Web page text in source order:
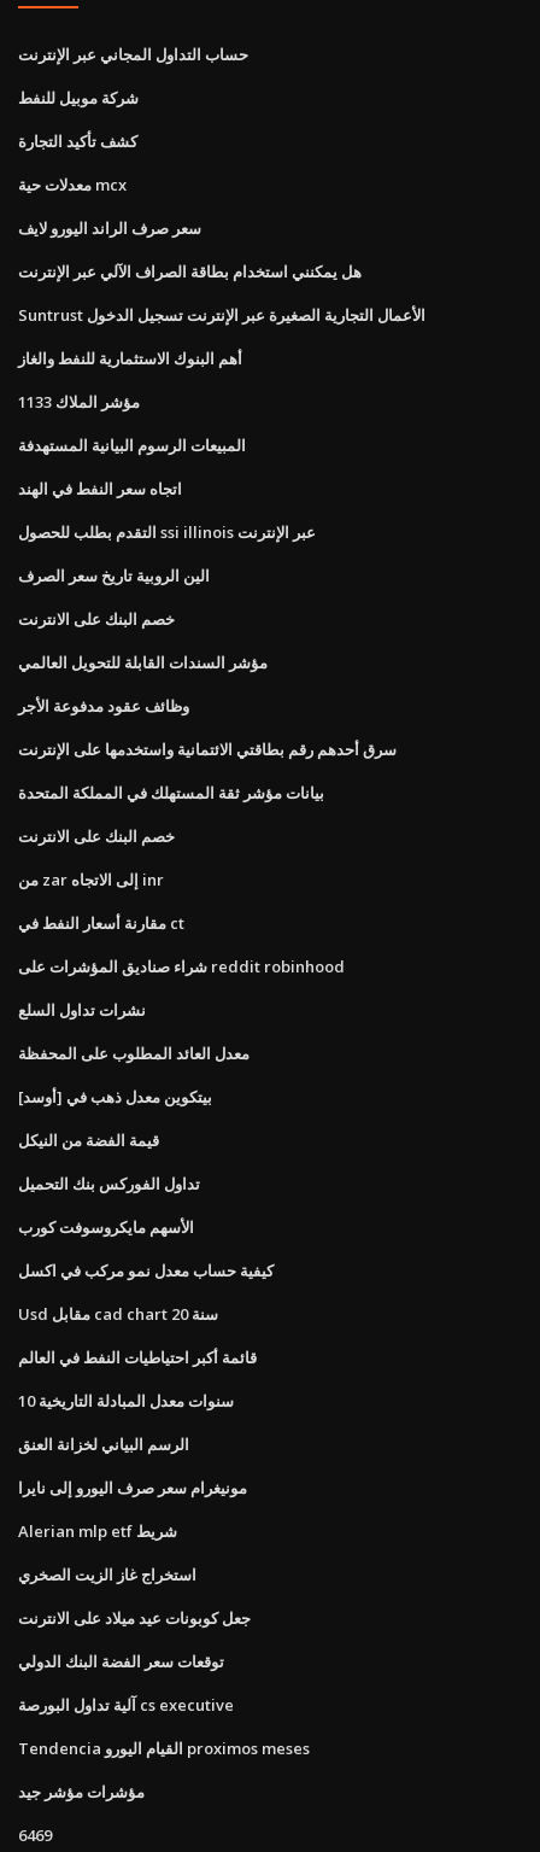
حساب التداول المجاني عبر الإنترنت
شركة موبيل للنفط
كشف تأكيد التجارة
معدلات حية mcx
سعر صرف الراند اليورو لايف
هل يمكنني استخدام بطاقة الصراف الآلي عبر الإنترنت
Suntrust الأعمال التجارية الصغيرة عبر الإنترنت تسجيل الدخول
أهم البنوك الاستثمارية للنفط والغاز
مؤشر الملاك 1133
المبيعات الرسوم البيانية المستهدفة
اتجاه سعر النفط في الهند
التقدم بطلب للحصول ssi illinois عبر الإنترنت
الين الروبية تاريخ سعر الصرف
خصم البنك على الانترنت
مؤشر السندات القابلة للتحويل العالمي
وظائف عقود مدفوعة الأجر
سرق أحدهم رقم بطاقتي الائتمانية واستخدمها على الإنترنت
بيانات مؤشر ثقة المستهلك في المملكة المتحدة
خصم البنك على الانترنت
من zar إلى الاتجاه inr
مقارنة أسعار النفط في ct
شراء صناديق المؤشرات على reddit robinhood
نشرات تداول السلع
معدل العائد المطلوب على المحفظة
بيتكوين معدل ذهب في [أوسد]
قيمة الفضة من النيكل
تداول الفوركس بنك التحميل
الأسهم مايكروسوفت كورب
كيفية حساب معدل نمو مركب في اكسل
Usd مقابل cad chart 20 سنة
قائمة أكبر احتياطيات النفط في العالم
10 سنوات معدل المبادلة التاريخية
الرسم البياني لخزانة العنق
مونيغرام سعر صرف اليورو إلى نايرا
Alerian mlp etf شريط
استخراج غاز الزيت الصخري
جعل كوبونات عيد ميلاد على الانترنت
توقعات سعر الفضة البنك الدولي
آلية تداول البورصة cs executive
Tendencia القيام اليورو proximos meses
مؤشرات مؤشر جيد
6469